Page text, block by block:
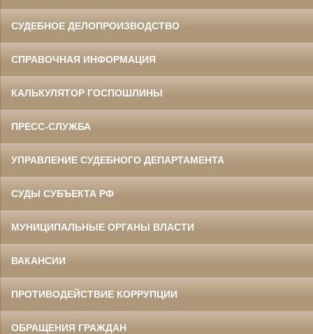
СУДЕБНОЕ ДЕЛОПРОИЗВОДСТВО
СПРАВОЧНАЯ ИНФОРМАЦИЯ
КАЛЬКУЛЯТОР ГОСПОШЛИНЫ
ПРЕСС-СЛУЖБА
УПРАВЛЕНИЕ СУДЕБНОГО ДЕПАРТАМЕНТА
СУДЫ СУБЪЕКТА РФ
МУНИЦИПАЛЬНЫЕ ОРГАНЫ ВЛАСТИ
ВАКАНСИИ
ПРОТИВОДЕЙСТВИЕ КОРРУПЦИИ
ОБРАЩЕНИЯ ГРАЖДАН